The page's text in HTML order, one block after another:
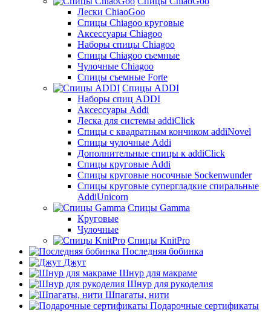
Лески ChiaoGoo
Cпицы Сhiagoo круговые
Аксессуары Chiagoo
Наборы спицы Chiagoo
Спицы Chiagoo сьемные
Чулочные Chiagoo
Спицы съемные Forte
Спицы ADDI
Наборы спиц ADDI
Аксессуары Addi
Леска для системы addiClick
Спицы с квадратным кончиком addiNovel
Спицы чулочные Addi
Дополнительные спицы к addiClick
Спицы круговые Addi
Спицы круговые носочные Sockenwunder
Спицы круговые супергладкие спиральные
AddiUnicorn
Спицы Gamma
Круговые
Чулочные
Спицы KnitPro
Последняя бобинка
Джут
Шнур для макраме
Шнур для рукоделия
Шпагаты, нити
Подарочные сертификаты